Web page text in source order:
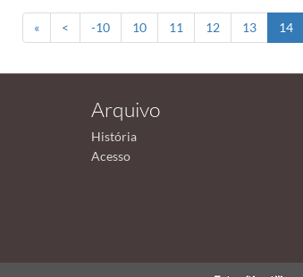
« < -10 10 11 12 13 14
Arquivo
História
Acesso